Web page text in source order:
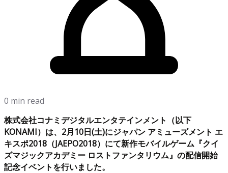
0 min read
株式会社コナミデジタルエンタテインメント（以下
KONAMI）は、2月10日(土)にジャパン アミューズメント エ
キスポ2018（JAEPO2018）にて新作モバイルゲーム『クイ
ズマジックアカデミー ロストファンタリウム』の配信開始
記念イベントを行いました。